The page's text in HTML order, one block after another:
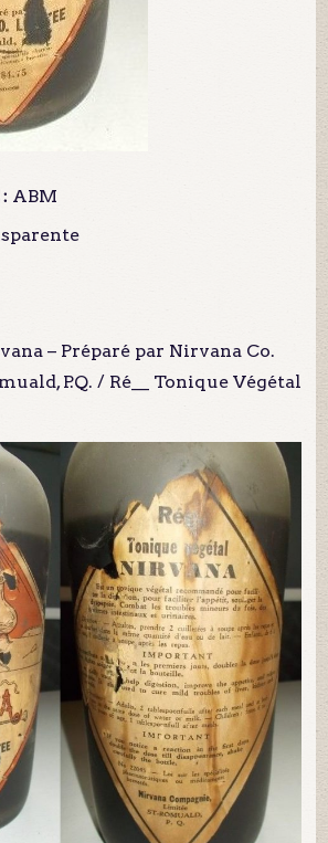
ABM
– Préparé par Nirvana Co.
P.Q. / Ré__ Tonique Végétal